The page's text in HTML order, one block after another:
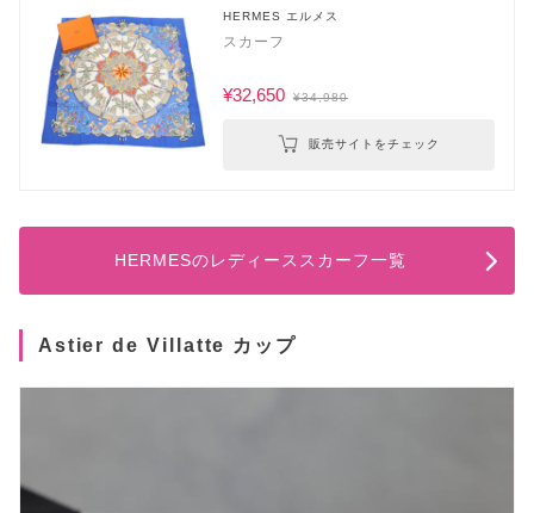
HERMES エルメス
スカーフ
¥32,650 ¥34,980
販売サイトをチェック
HERMESのレディーススカーフ一覧
Astier de Villatte カップ